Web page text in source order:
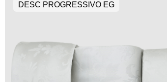
DESC PROGRESSIVO EG